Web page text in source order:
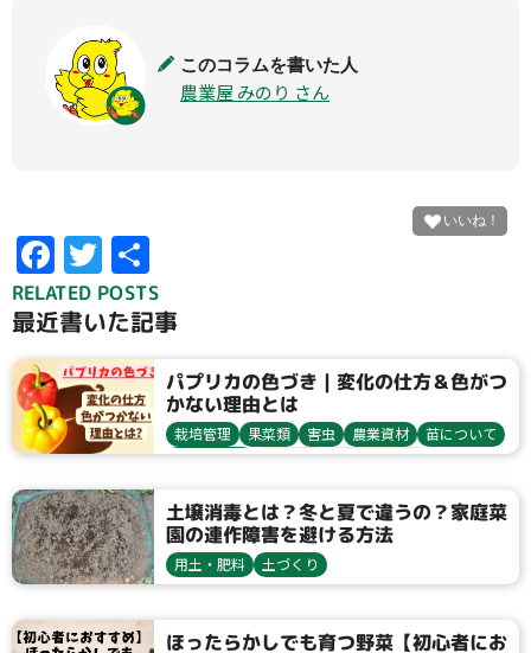
このコラムを書いた人
農業屋 みのり さん
F
ac
e
b
o
o
k
T
w
itt
er
有
RELATED POSTS
最近書いた記事
パプリカの色づき｜変化の仕方＆色がつ
かない理由とは
栽培管理 果菜類 害虫 農業資材
苗について
収穫・貯蔵
栽培方法
アブラムシ類
土壌消毒とは？冬と夏で違うの？家庭菜
園の連作障害を避ける方法
用土・肥料 土づくり
ほったらかしでも育つ野菜【初心者にお